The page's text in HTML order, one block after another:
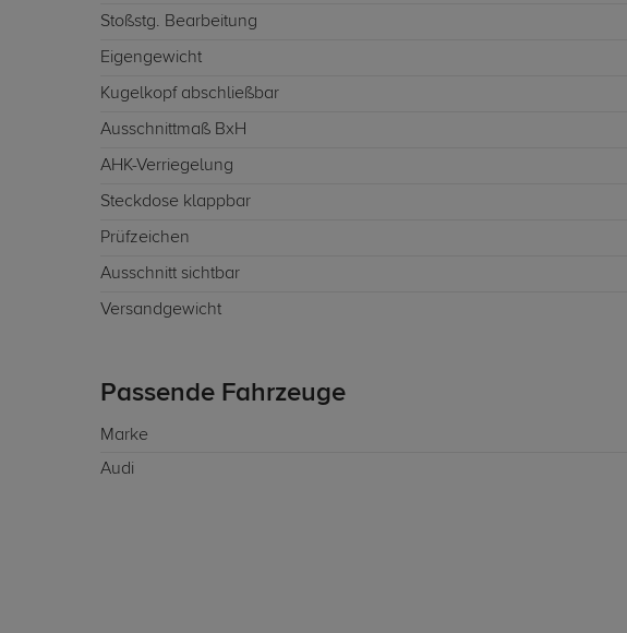
Stoßstg. Bearbeitung
Eigengewicht
Kugelkopf abschließbar
Ausschnittmaß BxH
AHK-Verriegelung
Steckdose klappbar
Prüfzeichen
Ausschnitt sichtbar
Versandgewicht
Passende Fahrzeuge
Marke
Audi